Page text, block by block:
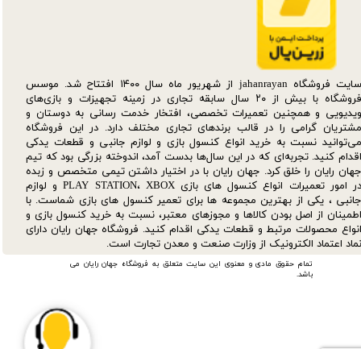
تمام حقوق مادی و معنوی این سایت متعلق به فروشگاه جهان رایان می
باشد.
سایت فروشگاه jahanrayan از شهریور ماه سال ۱۴۰۰ افتتاح شد. موسس
فروشگاه با بیش از ۲۰ سال سابقه تجاری در زمینه تجهیزات و بازی‌های
ویدیویی و همچنین تعمیرات تخصصی، افتخار خدمت رسانی به دوستان و
مشتریان گرامی را در قالب برندهای تجاری مختلف دارد. در این فروشگاه
می‌توانید نسبت به خرید انواع کنسول بازی و لوازم جانبی و قطعات یدکی‌
اقدام کنید. تجربه‌ای که در این سال‌ها بدست آمد، اندوخته بزرگی بود که تیم
جهان رایان را خلق کرد. جهان رایان با در اختیار داشتن تیمی متخصص و زبده
در امور تعمیرات انواع کنسول های بازی PLAY STATION، XBOX و لوازم
جانبی ، یکی از بهترین مجموعه ها برای تعمیر کنسول های بازی شماست. با
اطمینان از اصل بودن کالاها و مجوزهای معتبر، نسبت به خرید کنسول بازی و
انواع محصولات مرتبط و قطعات یدکی اقدام کنید. فروشگاه جهان رایان دارای
نماد اعتماد الکترونیک از وزارت صنعت و معدن تجارت است.